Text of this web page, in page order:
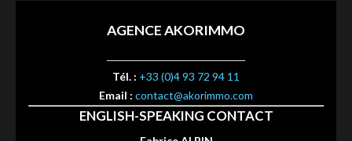
AGENCE AKORIMMO
Tél. : +33 (0)4 93 72 94 11
Email : contact@akorimmo.com
ENGLISH-SPEAKING CONTACT